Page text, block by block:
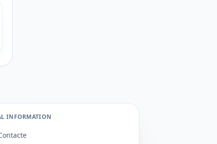
INFORMATION